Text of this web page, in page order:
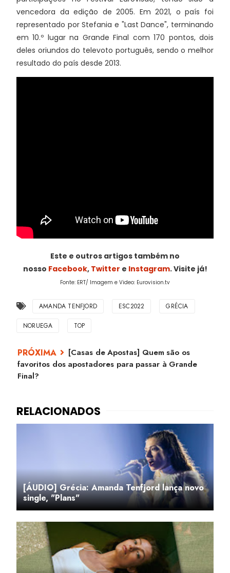
vencedora da edição de 2005. Em 2021, o país foi
representado por Stefania e "Last Dance", terminando
em 10.º lugar na Grande Final com 170 pontos, dois
deles oriundos do televoto português, sendo o melhor
resultado do país desde 2013.
Este e outros artigos também no
nosso Facebook, Twitter e Instagram. Visite já!
Fonte: ERT/ Imagem e Video: Eurovision.tv
AMANDA TENFJORD ESC2022 GRÉCIA
NORUEGA TOP
[Casas de Apostas] Quem são os
favoritos dos apostadores para passar à Grande
Final?
[ÁUDIO] Grécia: Amanda Tenfjord lança novo
single, "Plans"